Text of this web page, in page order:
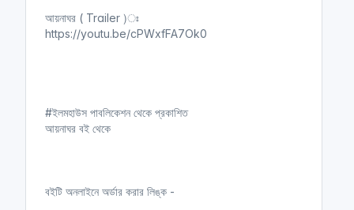
আয়নাঘর ( Trailer )ঃ
https://youtu.be/cPWxfFA7Ok0
#ইলমহাউস পাবলিকেশন থেকে প্রকাশিত
আয়নাঘর বই থেকে
বইটি অনলাইনে অর্ডার করার লিঙ্ক -